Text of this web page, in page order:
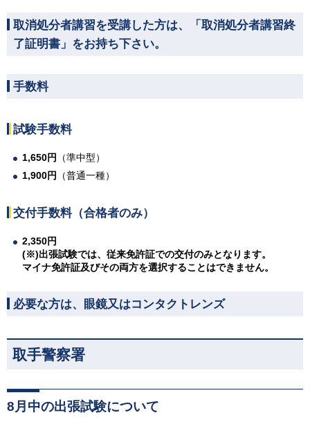
取消処分者講習を受講した方は、「取消処分者講習終
了証明書」をお持ち下さい。
手数料
試験手数料
1,650円
（準中型）
1,900円
（普通一種）
交付手数料（合格者のみ）
2,350円
(※)出張試験では、従来免許証での交付のみとなります。
マイナ免許証及びその両方を選択することはできません。
必要な方は、眼鏡又はコンタクトレンズ
取手警察署
8月中の出張試験について